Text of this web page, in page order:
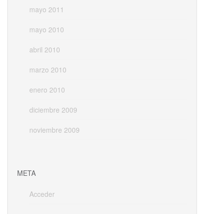
mayo 2011
mayo 2010
abril 2010
marzo 2010
enero 2010
diciembre 2009
noviembre 2009
META
Acceder